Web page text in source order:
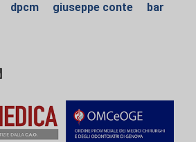
dpcm giuseppe conte
bar